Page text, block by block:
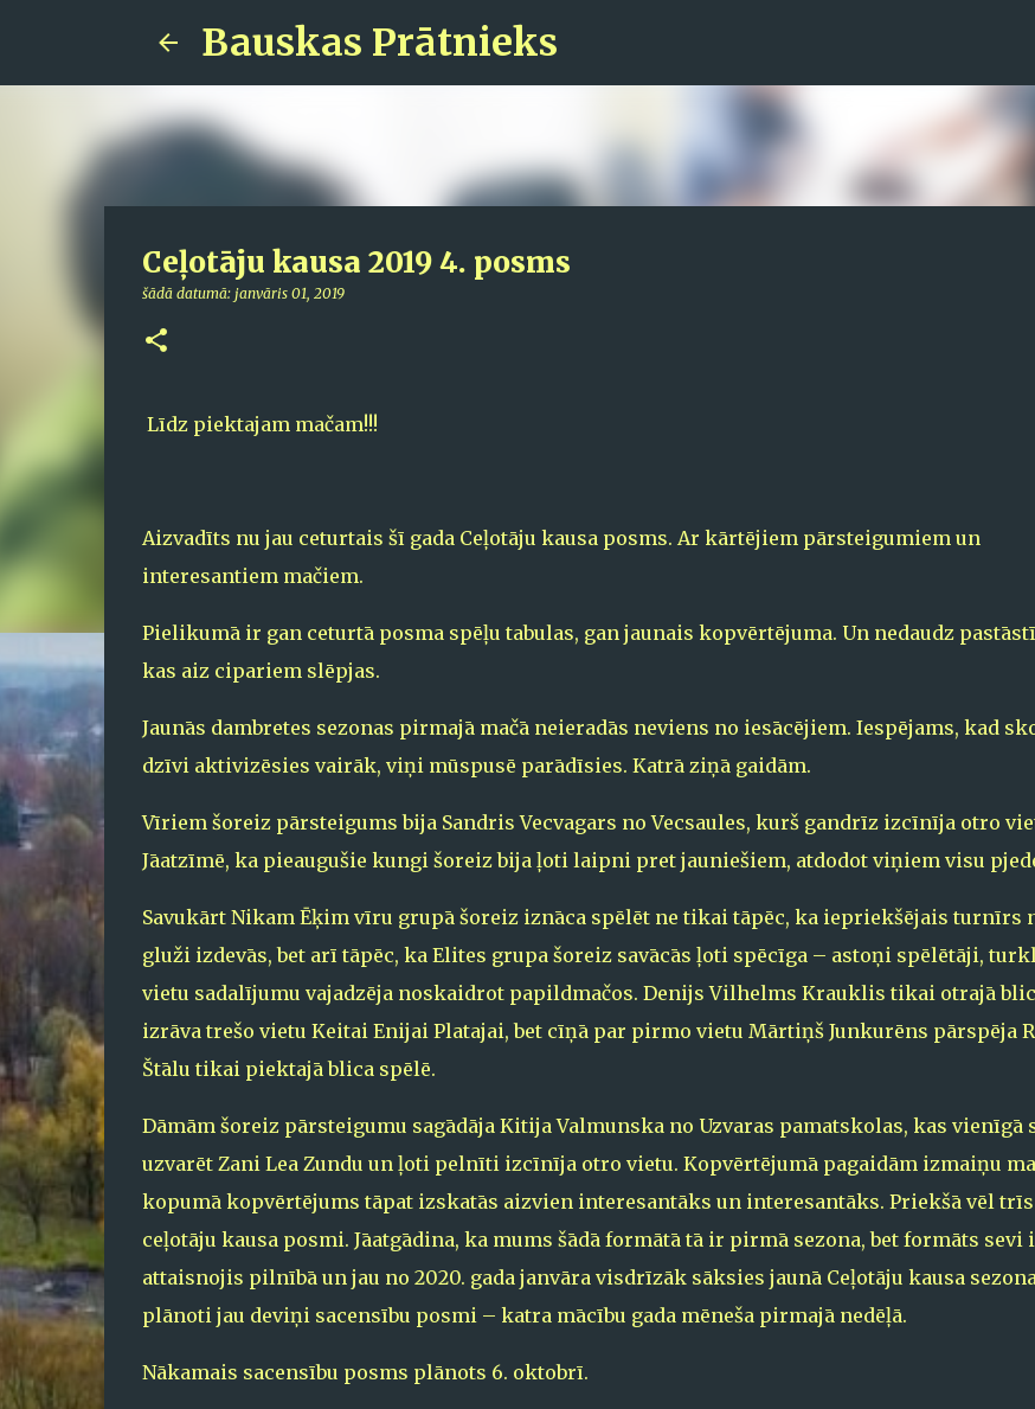
Bauskas Prātnieks
Ceļotāju kausa 2019 4. posms
šādā datumā: janvāris 01, 2019
Līdz piektajam mačam!!!
Aizvadīts nu jau ceturtais šī gada Ceļotāju kausa posms. Ar kārtējiem pārsteigumiem un
interesantiem mačiem.
Pielikumā ir gan ceturtā posma spēļu tabulas, gan jaunais kopvērtējuma. Un nedaudz
kas aiz cipariem slēpjas.
Jaunās dambretes sezonas pirmajā mačā neieradās neviens no iesācējiem. Iespējams, kad
dzīvi aktivizēsies vairāk, viņi mūspusē parādīsies. Katrā ziņā gaidām.
Vīriem šoreiz pārsteigums bija Sandris Vecvagars no Vecsaules, kurš gandrīz izcīnīja otro
Jāatzīmē, ka pieaugušie kungi šoreiz bija ļoti laipni pret jauniešiem, atdodot viņiem visu
Savukārt Nikam Ēķim vīru grupā šoreiz iznāca spēlēt ne tikai tāpēc, ka iepriekšējais turnīrs
gluži izdevās, bet arī tāpēc, ka Elites grupa šoreiz savācās ļoti spēcīga – astoņi spēlētāji,
vietu sadalījumu vajadzēja noskaidrot papildmačos. Denijs Vilhelms Krauklis tikai otrajā
izrāva trešo vietu Keitai Enijai Platajai, bet cīņā par pirmo vietu Mārtiņš Junkurēns pārspēja
Štālu tikai piektajā blica spēlē.
Dāmām šoreiz pārsteigumu sagādāja Kitija Valmunska no Uzvaras pamatskolas, kas vienīgā
uzvarēt Zani Lea Zundu un ļoti pelnīti izcīnīja otro vietu. Kopvērtējumā pagaidām izmaiņu
kopumā kopvērtējums tāpat izskatās aizvien interesantāks un interesantāks. Priekšā vēl trīs
ceļotāju kausa posmi. Jāatgādina, ka mums šādā formātā tā ir pirmā sezona, bet formāts sevi
attaisnojis pilnībā un jau no 2020. gada janvāra visdrīzāk sāksies jaunā Ceļotāju kausa
plānoti jau deviņi sacensību posmi – katra mācību gada mēneša pirmajā nedēļā.
Nākamais sacensību posms plānots 6. oktobrī.